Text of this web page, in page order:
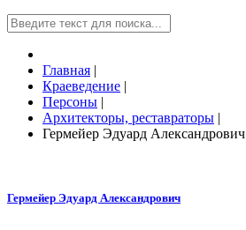
Главная |
Краеведение |
Персоны |
Архитекторы, реставраторы |
Гермейер Эдуард Александрович
Гермейер Эдуард Александрович